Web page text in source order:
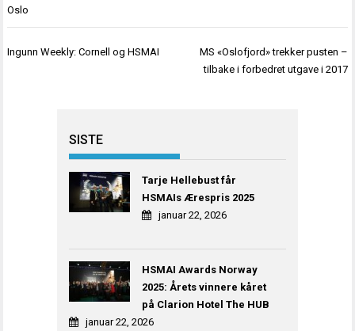
Oslo
Innleggsnavigasjon
Ingunn Weekly: Cornell og HSMAI
MS «Oslofjord» trekker pusten –
tilbake i forbedret utgave i 2017
SISTE
Tarje Hellebust får
HSMAIs Ærespris 2025
januar 22, 2026
HSMAI Awards Norway
2025: Årets vinnere kåret
på Clarion Hotel The HUB
januar 22, 2026